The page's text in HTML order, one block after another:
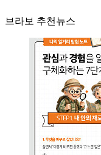
브라보 추천뉴스